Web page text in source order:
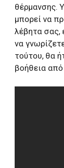
θέρμανσης.
μπορεί να
λέβητα σας,
να
τούτου, θα
βοήθεια από